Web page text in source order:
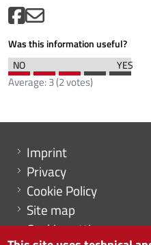
Was this information useful?
Average:3(2votes)
Menu footer
Imprint
Privacy
Cookie Policy
Site map
Cookie settings